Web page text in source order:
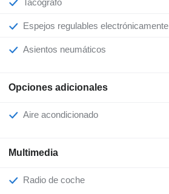
Tacógrafo
Espejos regulables electrónicamente
Asientos neumáticos
Opciones adicionales
Aire acondicionado
Multimedia
Radio de coche